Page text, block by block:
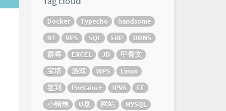
Docker Typecho
handsome
N1
VPS SQL FRP
DDNS
群晖
EXCEL JD
甲骨文
宝塔
游戏 WPS
Linux
签到
Portainer IPV6
CF
小钢炮
U盘 网站
MYSQL